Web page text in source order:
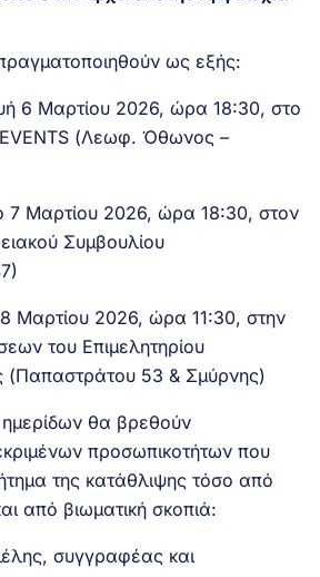
ως εξής:
6 Μαρτίου 2026, ώρα 18:30, στο
EVENTS (Λεωφ. Όθωνος –
7 Μαρτίου 2026, ώρα 18:30, στον
Συμβουλίου
Μαρτίου 2026, ώρα 11:30, στην
του Επιμελητηρίου
(Παπαστράτου 53 & Σμύρνης)
ημερίδων θα βρεθούν
προσωπικοτήτων που
της κατάθλιψης τόσο από
από βιωματική σκοπιά:
συγγραφέας και